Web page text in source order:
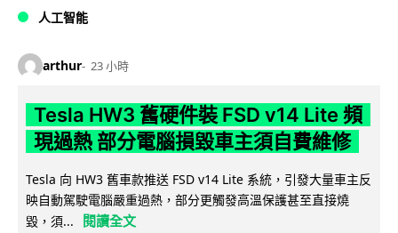
人工智能
arthur 23 小時
Tesla HW3 舊硬件裝 FSD v14 Lite 頻
現過熱 部分電腦損毀車主須自費維修
Tesla 向 HW3 舊車款推送 FSD v14 Lite 系統，引發大量車主反
映自動駕駛電腦嚴重過熱，部分更觸發高溫保護甚至直接燒
毀，須...
閱讀全文